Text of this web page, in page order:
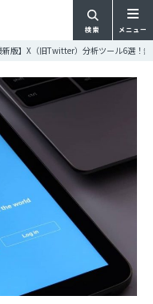
検索 メニュー
新版】X（旧Twitter）分析ツール6選！